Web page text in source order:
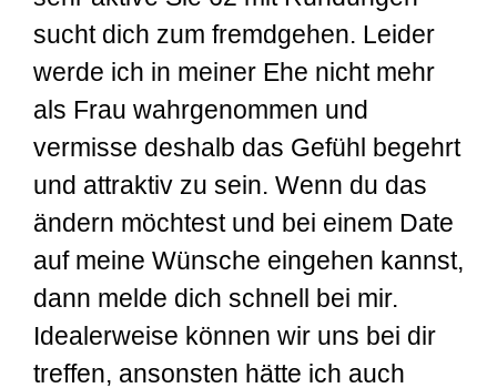
sucht dich zum fremdgehen. Leider
werde ich in meiner Ehe nicht mehr
als Frau wahrgenommen und
vermisse deshalb das Gefühl begehrt
und attraktiv zu sein. Wenn du das
ändern möchtest und bei einem Date
auf meine Wünsche eingehen kannst,
dann melde dich schnell bei mir.
Idealerweise können wir uns bei dir
treffen, ansonsten hätte ich auch